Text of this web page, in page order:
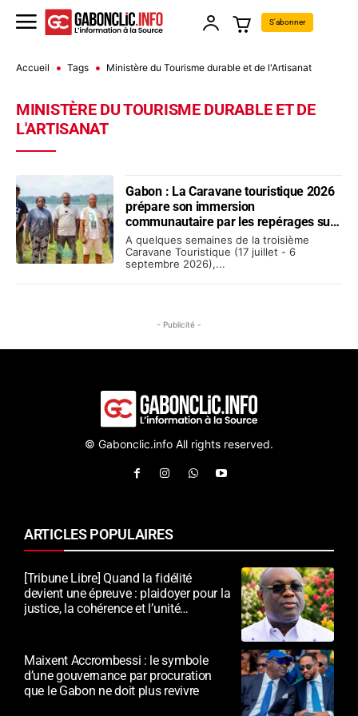
S'abonner
Accueil Tags Ministère du Tourisme durable et de l'Artisanat
MINISTÈRE DU TOURISME DURABLE ET DE
L'ARTISANAT
Gabon : La Caravane touristique 2026
prépare son immersion
communautaire par les repérages sur
le terrain
A quelques semaines de la troisième
Caravane Touristique (17 juillet - 6
septembre 2026),...
- Publicité -
© Gabonclic.info All rights reserved.
ARTICLES POPULAIRES
[Tribune Libre] Quand la fidélité
devient une épreuve : plaidoyer pour la
justice, la cohérence et l’unité
Maixent Accrombessi : le symbole
d’une gouvernance par procuration
que le Gabon ne doit plus revivre